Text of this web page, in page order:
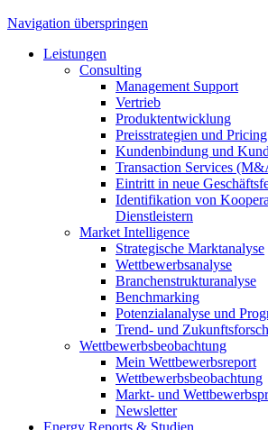
Navigation überspringen
Leistungen
Consulting
Management Support
Vertrieb
Produktentwicklung
Preisstrategien und Pricing
Kundenbindung und
Transaction Services
Eintritt in neue
Identifikation von
Dienstleistern
Market Intelligence
Strategische Marktanalyse
Wettbewerbsanalyse
Branchenstrukturanalyse
Benchmarking
Potenzialanalyse und
Trend- und
Wettbewerbs­beobachtung
Mein Wettbewerbsreport
Wettbewerbsbeobachtung
Markt- und
Newsletter
Energy Reports & Studien